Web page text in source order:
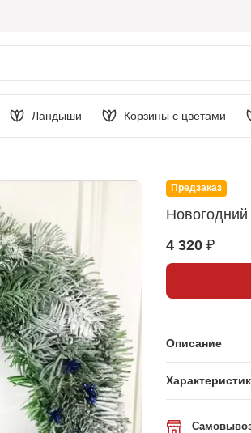
Ландыши Корзины с цветами
Предзаказ
Новогодний
4 320 ₽
Описание